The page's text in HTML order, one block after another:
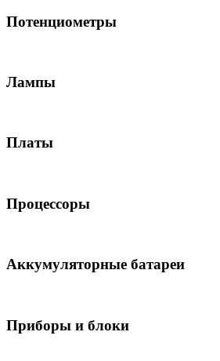
Потенциометры
Лампы
Платы
Процессоры
Аккумуляторные батареи
Приборы и блоки